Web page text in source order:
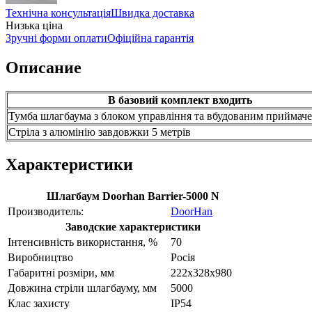
Технічна консультаціяШвидка доставка
Низька ціна
Зручні форми оплатиОфіційна гарантія
Описание
В базовий комплект входить
Тумба шлагбаума з блоком управління та вбудованим
Стріла з алюмінію завдовжки 5 метрів
Характеристики
Шлагбаум Doorhan Barrier-5000 N
Производитель:
DoorHan
Заводские характеристики
Інтенсивність використання, %
70
Виробництво
Росія
Габаритні розміри, мм
222х328х980
Довжина стріли шлагбауму, мм
5000
Клас захисту
IP54